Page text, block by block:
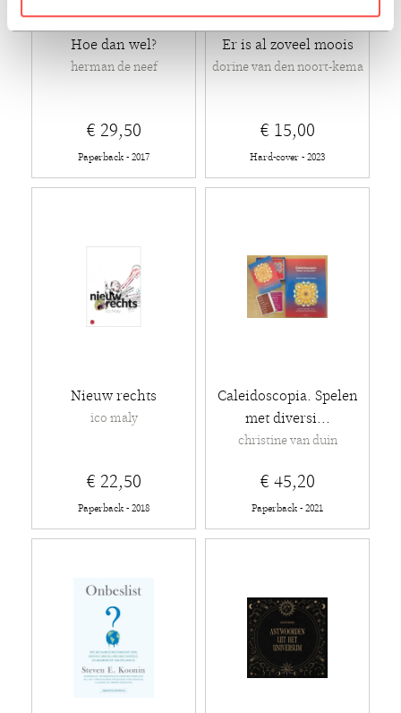
Hoe dan wel?
herman de neef
€ 29,50
Paperback - 2017
Er is al zoveel moois
dorine van den noort-kema
€ 15,00
Hard-cover - 2023
Nieuw rechts
ico maly
€ 22,50
Paperback - 2018
Caleidoscopia. Spelen
met diversi...
christine van duin
€ 45,20
Paperback - 2021